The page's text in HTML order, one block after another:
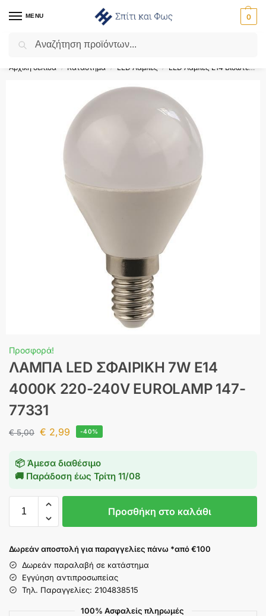
MENU 0
Flash Sale ⚡ 10% Έκπτωση με τον κωδικό ‘SPRING’!
Αρχική σελίδα / Κατάστημα / LED Λάμπες / LED Λάμπες E14 Βιδωτές
Προσφορά!
ΛΑΜΠΑ LED ΣΦΑΙΡΙΚΗ 7W Ε14
4000K 220-240V EUROLAMP 147-
77331
€5,00 € 2,99 -40%
📦 Άμεσα διαθέσιμο
🚚 Παράδοση έως Τρίτη 11/08
Προσθήκη στο καλάθι
Δωρεάν αποστολή για παραγγελίες πάνω *από €100
Δωρεάν παραλαβή σε κατάστημα
Εγγύηση αντιπροσωπείας
Τηλ. Παραγγελίες: 2104838515
100% Ασφαλείς πληρωμές